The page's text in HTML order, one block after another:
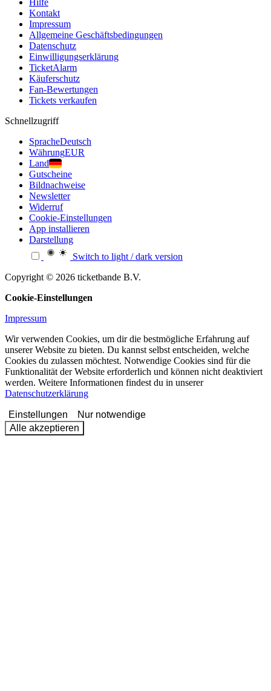
Hilfe
Kontakt
Impressum
Allgemeine Geschäftsbedingungen
Datenschutz
Einwilligungserklärung
TicketAlarm
Käuferschutz
Fan-Bewertungen
Tickets verkaufen
Schnellzugriff
SpracheDeutsch
WährungEUR
Land
Gutscheine
Bildnachweise
Newsletter
Widerruf
Cookie-Einstellungen
App installieren
Darstellung
Switch to light / dark version
Copyright © 2026 ticketbande B.V.
Cookie-Einstellungen
Impressum
Wir verwenden Cookies, um dir die bestmögliche Erfahrung auf
unserer Website zu bieten. Du kannst selbst entscheiden, welche
Cookies du zulassen möchtest. Notwendige Cookies sind für die
Funktionalität der Website erforderlich und können nicht deaktiviert
werden. Weitere Informationen findest du in unserer
Datenschutzerklärung
Einstellungen
Nur notwendige
Alle akzeptieren